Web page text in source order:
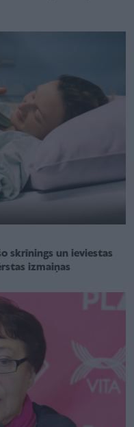
skrīnings un ieviestas
izmaiņas